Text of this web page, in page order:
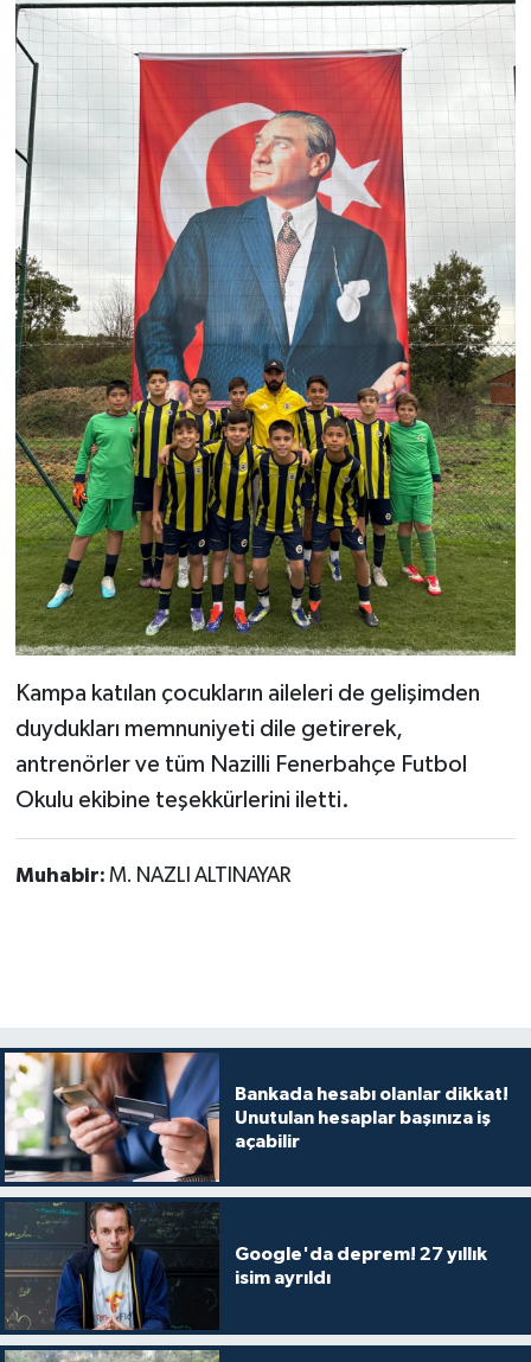
Kampa katılan çocukların aileleri de gelişimden
duydukları memnuniyeti dile getirerek,
antrenörler ve tüm Nazilli Fenerbahçe Futbol
Okulu ekibine teşekkürlerini iletti.
Muhabir: M. NAZLI ALTINAYAR
Bankada hesabı olanlar dikkat!
Unutulan hesaplar başınıza iş
açabilir
Google'da deprem! 27 yıllık
isim ayrıldı